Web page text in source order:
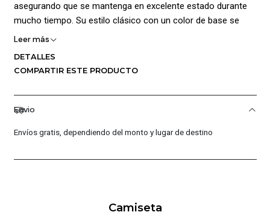
asegurando que se mantenga en excelente estado durante
mucho tiempo. Su estilo clásico con un color de base se
realza aún más con el logo y gráficos de la marca
Leer más
DETALLES
COMPARTIR ESTE PRODUCTO
Envio
Envíos gratis, dependiendo del monto y lugar de destino
Camiseta